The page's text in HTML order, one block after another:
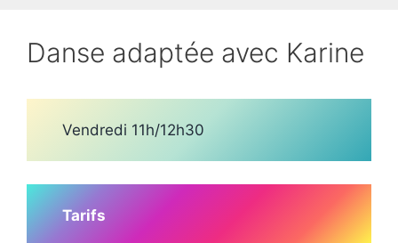
Danse adaptée avec Karine
Vendredi 11h/12h30
Tarifs